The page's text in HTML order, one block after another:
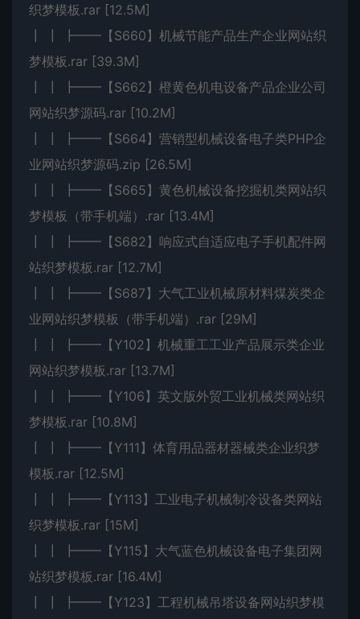
织梦模板.rar [12.5M]
┃ ┃ ┣━━【S660】机械节能产品生产企业网站织
梦模板.rar [39.3M]
┃ ┃ ┣━━【S662】橙黄色机电设备产品企业公司
网站织梦源码.rar [10.2M]
┃ ┃ ┣━━【S664】营销型机械设备电子类PHP企
业网站织梦源码.zip [26.5M]
┃ ┃ ┣━━【S665】黄色机械设备挖掘机类网站织
梦模板（带手机端）.rar [13.4M]
┃ ┃ ┣━━【S682】响应式自适应电子手机配件网
站织梦模板.rar [12.7M]
┃ ┃ ┣━━【S687】大气工业机械原材料煤炭类企
业网站织梦模板（带手机端）.rar [29M]
┃ ┃ ┣━━【Y102】机械重工工业产品展示类企业
网站织梦模板.rar [13.7M]
┃ ┃ ┣━━【Y106】英文版外贸工业机械类网站织
梦模板.rar [10.8M]
┃ ┃ ┣━━【Y111】体育用品器材器械类企业织梦
模板.rar [12.5M]
┃ ┃ ┣━━【Y113】工业电子机械制冷设备类网站
织梦模板.rar [15M]
┃ ┃ ┣━━【Y115】大气蓝色机械设备电子集团网
站织梦模板.rar [16.4M]
┃ ┃ ┣━━【Y123】工程机械吊塔设备网站织梦模